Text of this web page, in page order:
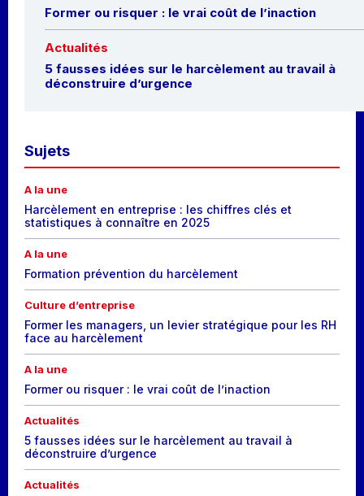
Former ou risquer : le vrai coût de l’inaction
Actualités
5 fausses idées sur le harcèlement au travail à
déconstruire d’urgence
Sujets
A la une
Harcèlement en entreprise : les chiffres clés et
statistiques à connaître en 2025
A la une
Formation prévention du harcèlement
Culture d’entreprise
Former les managers, un levier stratégique pour les RH
face au harcèlement
A la une
Former ou risquer : le vrai coût de l’inaction
Actualités
5 fausses idées sur le harcèlement au travail à
déconstruire d’urgence
Actualités